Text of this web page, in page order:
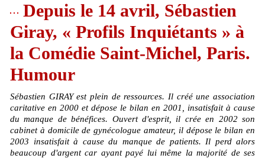
Depuis le 14 avril, Sébastien
Giray, « Profils Inquiétants » à
la Comédie Saint-Michel, Paris.
Humour
Sébastien GIRAY est plein de ressources. Il créé une association
caritative en 2000 et dépose le bilan en 2001, insatisfait à cause
du manque de bénéfices. Ouvert d'esprit, il crée en 2002 son
cabinet à domicile de gynécologue amateur, il dépose le bilan en
2003 insatisfait à cause du manque de patients. Il perd alors
beaucoup d'argent car ayant payé lui même la majorité de ses